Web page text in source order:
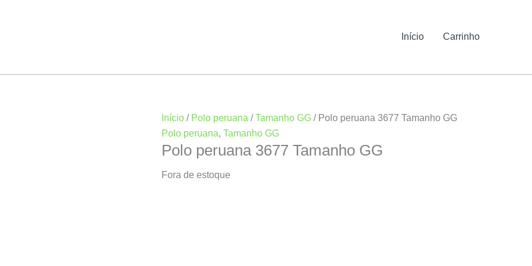
Início Carrinho
Início / Polo peruana /Tamanho GG / Polo peruana 3677 Tamanho GG
Polo peruana, Tamanho GG
Polo peruana 3677 Tamanho GG
Fora de estoque